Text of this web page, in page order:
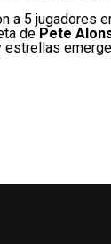
a 5 jugadores
de Pete
estrellas